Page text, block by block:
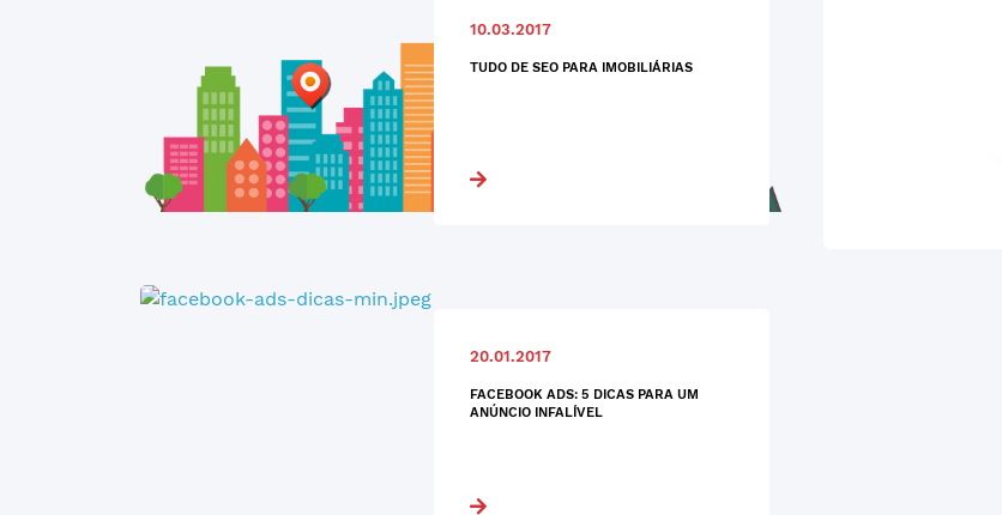
10.03.2017
TUDO DE SEO PARA IMOBILIÁRIAS
20.01.2017
FACEBOOK ADS: 5 DICAS PARA UM
ANÚNCIO INFALÍVEL